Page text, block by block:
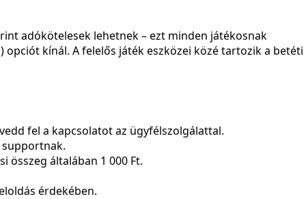
adókötelesek lehetnek – ezt minden játékosnak
opciót kínál. A felelős játék eszközei közé tartozik a betéti
fel a kapcsolatot az ügyfélszolgálattal.
összeg általában 1 000 Ft.
érdekében.